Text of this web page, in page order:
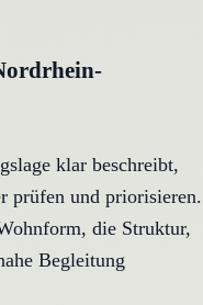
klar beschreibt,
prüfen und priorisieren.
die Struktur,
Begleitung